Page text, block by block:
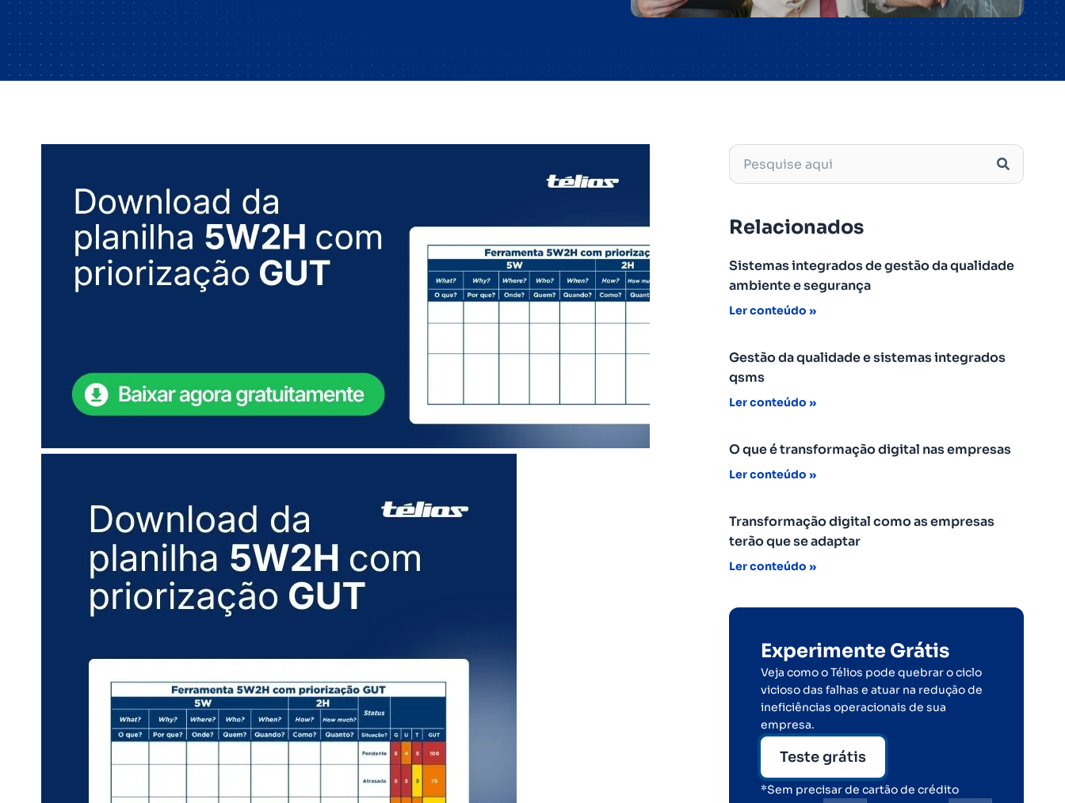
Relacionados
Sistemas integrados de gestão da qualidade
ambiente e segurança
Ler conteúdo »
Gestão da qualidade e sistemas integrados
qsms
Ler conteúdo »
O que é transformação digital nas empresas
Ler conteúdo »
Transformação digital como as empresas
terão que se adaptar
Ler conteúdo »
Experimente Grátis
Veja como o Télios pode quebrar o ciclo
vicioso das falhas e atuar na redução de
ineficiências operacionais de sua
empresa.
Teste grátis
*Sem precisar de cartão de crédito